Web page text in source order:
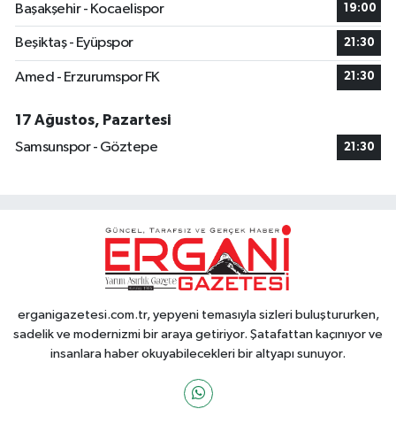
Başakşehir - Kocaelispor
19:00
Beşiktaş - Eyüpspor 21:30
Amed - Erzurumspor FK 21:30
17 Ağustos, Pazartesi
Samsunspor - Göztepe
21:30
erganigazetesi.com.tr, yepyeni temasıyla sizleri buluştururken,
sadelik ve modernizmi bir araya getiriyor. Şatafattan kaçınıyor ve
insanlara haber okuyabilecekleri bir altyapı sunuyor.